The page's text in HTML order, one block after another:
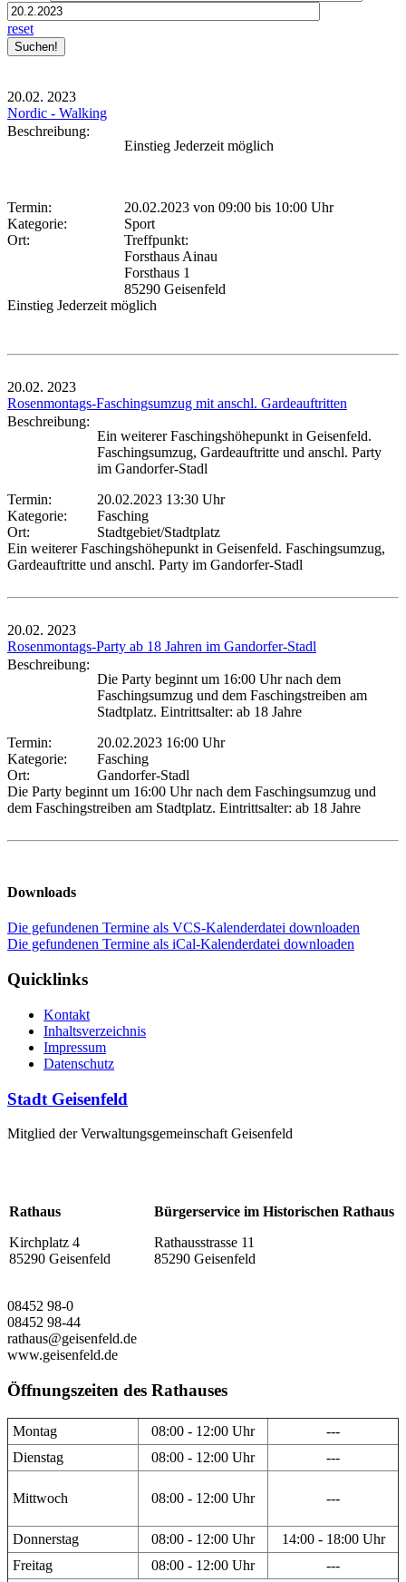
reset
20.02. 2023
Nordic - Walking
Beschreibung:
Einstieg Jederzeit möglich
Termin: 20.02.2023 von 09:00 bis 10:00 Uhr
Kategorie:
Sport
Ort:
Treffpunkt:
Forsthaus Ainau
Forsthaus 1
85290 Geisenfeld
Einstieg Jederzeit möglich
20.02. 2023
Rosenmontags-Faschingsumzug mit anschl. Gardeauftritten
Beschreibung:
Ein weiterer Faschingshöhepunkt in Geisenfeld.
Faschingsumzug, Gardeauftritte und anschl. Party
im Gandorfer-Stadl
Termin:
20.02.2023 13:30 Uhr
Kategorie:
Fasching
Ort:
Stadtgebiet/Stadtplatz
Ein weiterer Faschingshöhepunkt in Geisenfeld. Faschingsumzug,
Gardeauftritte und anschl. Party im Gandorfer-Stadl
20.02. 2023
Rosenmontags-Party ab 18 Jahren im Gandorfer-Stadl
Beschreibung:
Die Party beginnt um 16:00 Uhr nach dem
Faschingsumzug und dem Faschingstreiben am
Stadtplatz. Eintrittsalter: ab 18 Jahre
Termin:
20.02.2023 16:00 Uhr
Kategorie:
Fasching
Ort:
Gandorfer-Stadl
Die Party beginnt um 16:00 Uhr nach dem Faschingsumzug und
dem Faschingstreiben am Stadtplatz. Eintrittsalter: ab 18 Jahre
Downloads
Die gefundenen Termine als VCS-Kalenderdatei downloaden
Die gefundenen Termine als iCal-Kalenderdatei downloaden
Quicklinks
Kontakt
Inhaltsverzeichnis
Impressum
Datenschutz
Stadt Geisenfeld
Mitglied der Verwaltungsgemeinschaft Geisenfeld
Rathaus
Kirchplatz 4
85290 Geisenfeld
Bürgerservice im Historischen Rathaus
Rathausstrasse 11
85290 Geisenfeld
08452 98-0
08452 98-44
rathaus@geisenfeld.de
www.geisenfeld.de
Öffnungszeiten des Rathauses
Montag 08:00 - 12:00 Uhr
---
Dienstag
08:00 - 12:00 Uhr ---
Mittwoch 08:00 - 12:00 Uhr ---
Donnerstag 08:00 - 12:00 Uhr
14:00 - 18:00 Uhr
Freitag
08:00 - 12:00 Uhr ---